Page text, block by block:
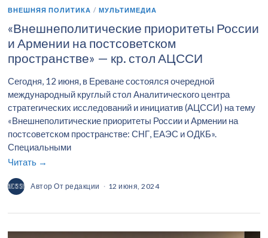
ВНЕШНЯЯ ПОЛИТИКА / МУЛЬТИМЕДИА
«Внешнеполитические приоритеты России
и Армении на постсоветском
пространстве» — кр. стол АЦССИ
Сегодня, 12 июня, в Ереване состоялся очередной
международный круглый стол Аналитического центра
стратегических исследований и инициатив (АЦССИ) на тему
«Внешнеполитические приоритеты России и Армении на
постсоветском пространстве: СНГ, ЕАЭС и ОДКБ».
Специальными
Читать →
АвторОт редакции 12 июня, 2024